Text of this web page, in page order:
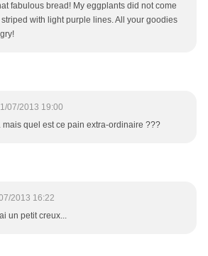
fabulous bread! My eggplants did not come
with light purple lines. All your goodies
07/2013 19:00
mais quel est ce pain extra-ordinaire ???
2013 16:22
un petit creux...